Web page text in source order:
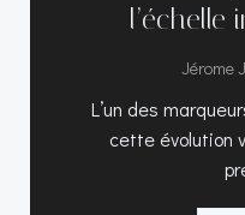
l’échelle
Jérome
L’un des
cette évolution